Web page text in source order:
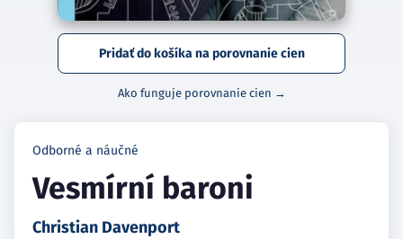
Pridať do košíka na porovnanie cien
Ako funguje porovnanie cien →
Odborné a náučné
Vesmírní baroni
Christian Davenport